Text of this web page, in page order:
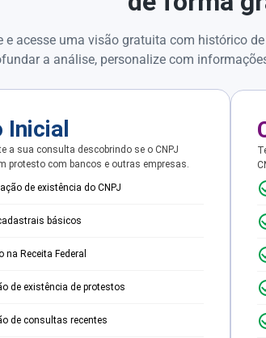
e acesse uma visão gratuita com histórico
a análise, personalize com
Inicial
a sua consulta descobrindo se o CNPJ
protesto com bancos e outras empresas.
de existência do CNPJ
básicos
na Receita Federal
de existência de protestos
de consultas recentes